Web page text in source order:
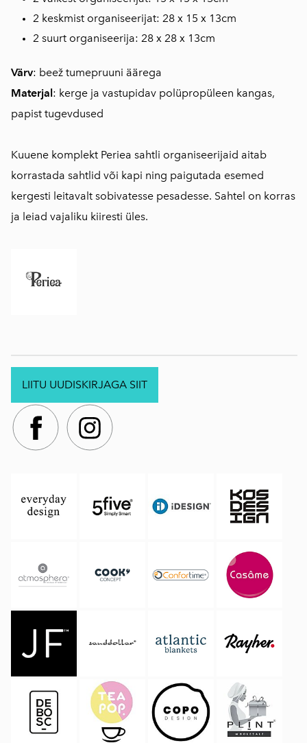
2 keskmist organiseerijat: 28 x 15 x 13cm
2 suurt organiseerija: 28 x 28 x 13cm
Värv: beež tumepruuni äärega
Materjal: kerge ja vastupidav polüpropüleen kangas,
papist tugevdused
Kuuene komplekt Periea sahtli organiseerijaid aitab
korrastada sahtlid või kapi ning paigutada esemed
kergesti leitavalt sobivatesse pesadesse. Sahtel on korras
ja leiad vajaliku kiiresti üles.
LIITU UUDISKIRJAGA SIIT